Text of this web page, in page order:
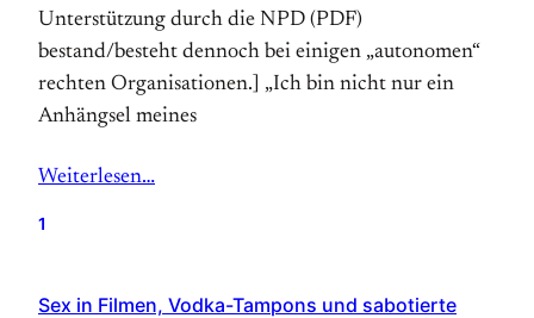
Unterstützung durch die NPD (PDF)
bestand/besteht dennoch bei einigen „autonomen“
rechten Organisationen.] „Ich bin nicht nur ein
Anhängsel meines
Weiterlesen…
1
Sex in Filmen, Vodka-Tampons und sabotierte